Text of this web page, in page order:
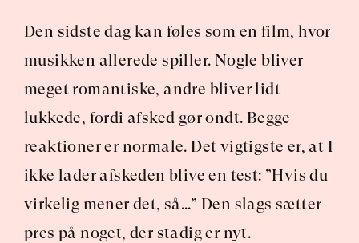
Den sidste dag kan føles som en film, hvor
musikken allerede spiller. Nogle bliver
meget romantiske, andre bliver lidt
lukkede, fordi afsked gør ondt. Begge
reaktioner er normale. Det vigtigste er, at I
ikke lader afskeden blive en test: ”Hvis du
virkelig mener det, så…” Den slags sætter
pres på noget, der stadig er nyt.